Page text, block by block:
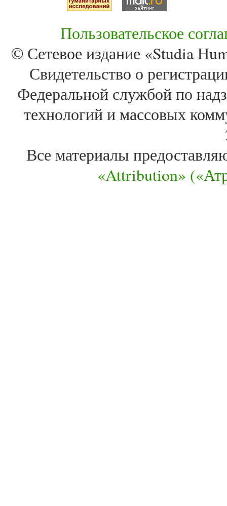
Пользовательское
© Сетевое издание «Studia
Свидетельство о
Федеральной службой по
технологий и массовых
Все материалы
«Attribution»